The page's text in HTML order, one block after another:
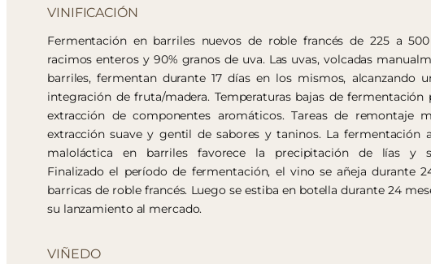
VINIFICACIÓN
Fermentación en barriles nuevos de roble francés de 225 a 500
racimos enteros y 90% granos de uva. Las uvas, volcadas
barriles, fermentan durante 17 días en los mismos, alcanzando
integración de fruta/madera. Temperaturas bajas de fermentación
extracción de componentes aromáticos. Tareas de remontaje
extracción suave y gentil de sabores y taninos. La fermentación
maloláctica en barriles favorece la precipitación de lías y
Finalizado el período de fermentación, el vino se añeja durante
barricas de roble francés. Luego se estiba en botella durante 24
su lanzamiento al mercado.
VIÑEDO